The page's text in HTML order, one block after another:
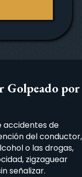
Golpeado por
accidentes de
del conductor,
o las drogas,
zigzaguear
señalizar.